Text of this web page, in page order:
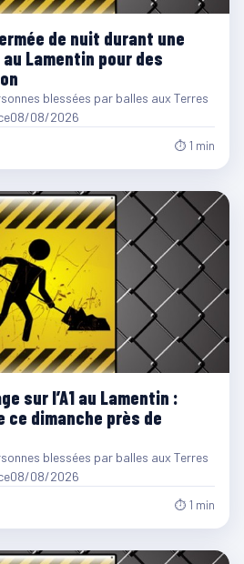
de nuit durant une
Lamentin pour des
blessées par balles aux Terres
08/2026
⏱ 1 min
sur l’A1 au Lamentin :
dimanche près de
blessées par balles aux Terres
08/2026
⏱ 1 min